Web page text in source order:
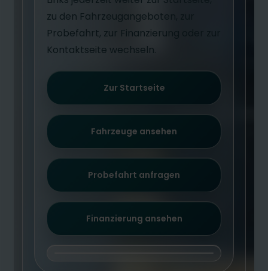
zu den Fahrzeugangeboten, zur
Probefahrt, zur Finanzierung oder zur
Kontaktseite wechseln.
Zur Startseite
Fahrzeuge ansehen
Probefahrt anfragen
Finanzierung ansehen